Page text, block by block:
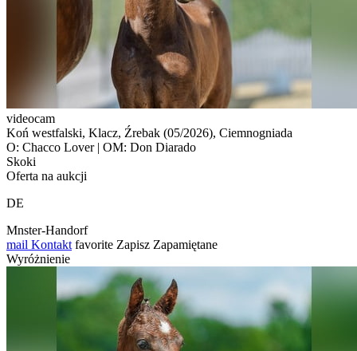
videocam
Koń westfalski, Klacz, Źrebak (05/2026), Ciemnogniada
O: Chacco Lover | OM: Don Diarado
Skoki
Oferta na aukcji
DE
Mnster-Handorf
mail Kontakt favorite Zapisz Zapamiętane
Wyróżnienie